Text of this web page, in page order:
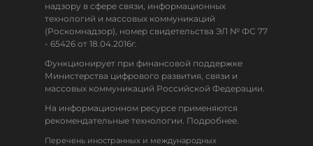
надзору в сфере связи, информационных
технологий и массовых коммуникаций
(Роскомнадзор), номер свидетельства ЭЛ № ФС 77
- 65426 от 18.04.2016г.
Функционирует при финансовой поддержке
Министерства цифрового развития, связи и
массовых коммуникаций Российской Федерации.
На информационном ресурсе применяются
рекомендательные технологии. Подробнее.
Перечень иностранных и международных